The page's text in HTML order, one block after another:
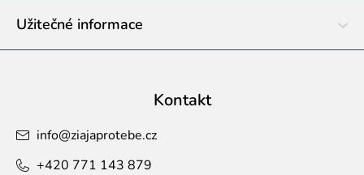
Užitečné informace
Kontakt
info@ziajaprotebe.cz
+420 771 143 879